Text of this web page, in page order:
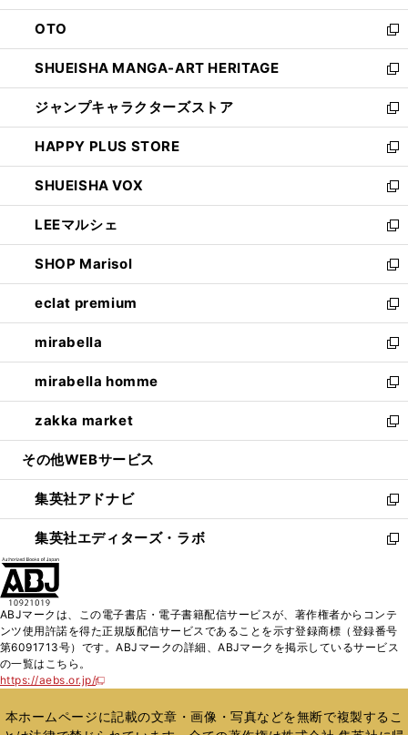
ウ
で
開
く
ン
ド
ウ
で
開
く
OTO
新
し
い
ウ
ィ
ン
ド
ウ
で
開
く
SHUEISHA MANGA-ART HERITAGE
新
し
い
ウ
ィ
ン
ド
ウ
で
開
く
ジャンプキャラクターズストア
新
し
い
ウ
ィ
ン
ド
ウ
で
開
く
HAPPY PLUS STORE
新
し
い
ウ
ィ
ン
ド
ウ
で
開
く
SHUEISHA VOX
新
し
い
ウ
ィ
ン
ド
ウ
で
開
く
LEEマルシェ
新
し
い
ウ
ィ
ン
ド
ウ
で
開
く
SHOP Marisol
新
し
い
ウ
ィ
ン
ド
ウ
で
開
eclat premium
新
し
い
ウ
ィ
ン
ド
ウ
開
く
mirabella
新
し
い
ウ
ィ
ン
ウ
で
開
く
mirabella homme
新
し
い
ウ
ン
ド
ウ
で
zakka market
新
し
ウ
ィ
ン
ド
く
その他WEBサービス
集英社アドナビ
新
し
い
ド
ウ
で
集英社エディターズ・ラボ
新
ィ
ン
ド
開
ABJマークは、この電子書店・電子書籍配信サービスが、著作権者からコンテ
ンツ使用許諾を得た正規版配信サービスであることを示す登録商標（登録番号
第6091713号）です。ABJマークの詳細、ABJマークを掲示しているサービス
の一覧はこちら。
https://aebs.or.jp/
新
い
ウ
本ホームページに記載の文章・画像・写真などを無断で複製するこ